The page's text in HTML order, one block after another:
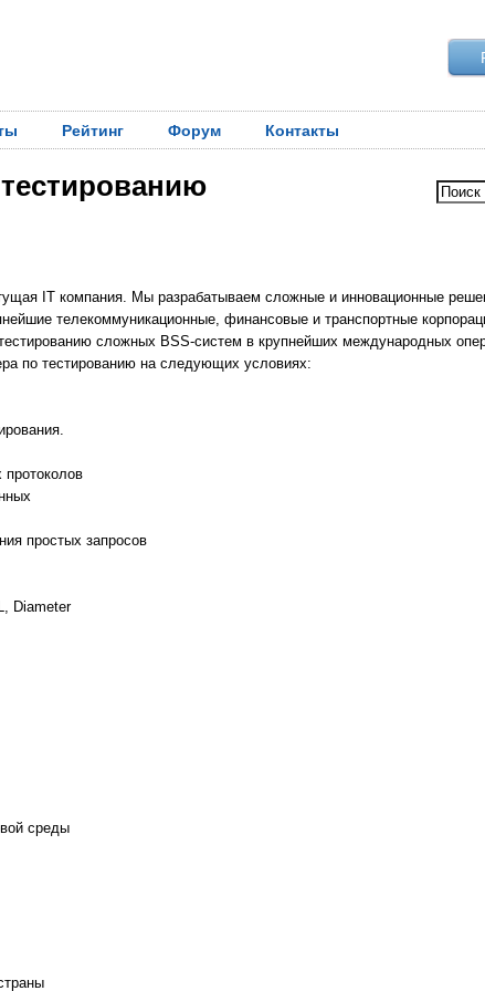
Рейтинг Форум Контакты
IT компания. Мы разрабатываем сложные и инновационные
телекоммуникационные, финансовые и транспортные
сложных BSS-систем в крупнейших международных
по тестированию на следующих условиях:
протоколов
простых запросов
Diameter
среды